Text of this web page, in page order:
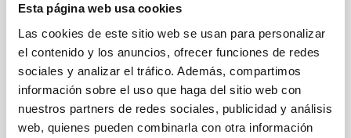
Esta página web usa cookies
Las cookies de este sitio web se usan para personalizar
el contenido y los anuncios, ofrecer funciones de redes
sociales y analizar el tráfico. Además, compartimos
información sobre el uso que haga del sitio web con
nuestros partners de redes sociales, publicidad y análisis
web, quienes pueden combinarla con otra información
Dr. Mike Peel
Imperial College London
26 Sep 2023 - 11:30 Europe/London